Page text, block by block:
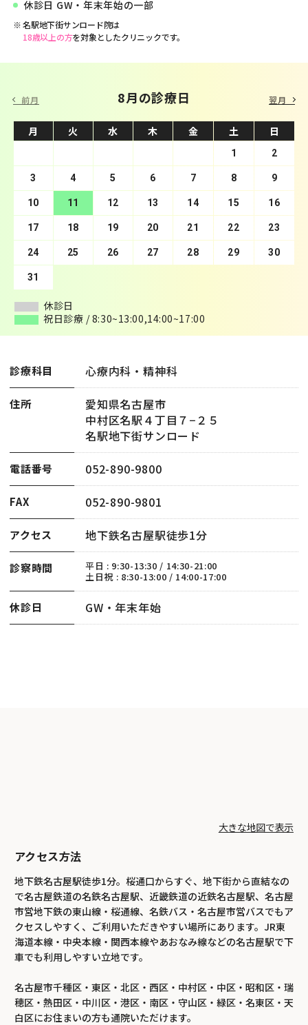
休診日 GW・年末年始の一部
名駅地下街サンロード院は
18歳以上の方を対象としたクリニックです。
前月 8月の診療日
月 火 水 木 金 土 日
1 2
3 4 5 6 7 8 9
10 11 12 13 14 15 16
17 18 19 20 21 22 23
24 25 26 27 28 29 30
31
休診日
祝日診療 / 8:30~13:00,14:00~17:00
9 月の診療日
月 火 水 木 金 土 日
5 6
7 8 9 10 11 12 13
14 15 16 17 18 19 20
21 22 23 24 25 26 27
28 29 30
休診日
祝日診療 / 8:30~13:00,14:00~17:00
翌月
診療科目 心療内科・精神科
住所
愛知県名古屋市
中村区名駅４丁目７−２５
名駅地下街サンロード
電話番号 052-890-9800
FAX 052-890-9801
アクセス 地下鉄名古屋駅徒歩1分
診察時間
平日 : 9:30-13:30 / 14:30-21:00
土日祝 : 8:30-13:00 / 14:00-17:00
休診日 GW・年末年始
アクセス方法
地下鉄名古屋駅徒歩1分。桜通口からすぐ、地下街から直結なの
で名古屋鉄道の名鉄名古屋駅、近畿鉄道の近鉄名古屋駅、名古屋
市営地下鉄の東山線・桜通線、名鉄バス・名古屋市営バスでもア
クセスしやすく、ご利用いただきやすい場所にあります。JR東
海道本線・中央本線・関西本線やあおなみ線などの名古屋駅で下
車でも利用しやすい立地です。
名古屋市千種区・東区・北区・西区・中村区・中区・昭和区・瑞
穂区・熱田区・中川区・港区・南区・守山区・緑区・名東区・天
白区にお住まいの方も通院いただけます。
大きな地図で表示